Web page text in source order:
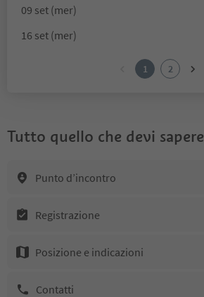
09 set (mer)
16 set (mer)
1 2
Tutto quello che devi sapere
Punto d’incontro
Registrazione
Posizione e indicazioni
Contatti